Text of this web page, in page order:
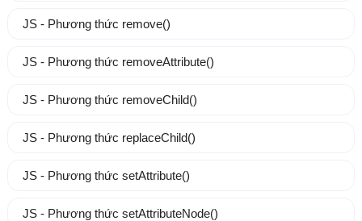
JS - Phương thức remove()
JS - Phương thức removeAttribute()
JS - Phương thức removeChild()
JS - Phương thức replaceChild()
JS - Phương thức setAttribute()
JS - Phương thức setAttributeNode()